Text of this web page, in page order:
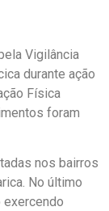
Vigilância
durante ação
Física
foram
nos bairros
No último